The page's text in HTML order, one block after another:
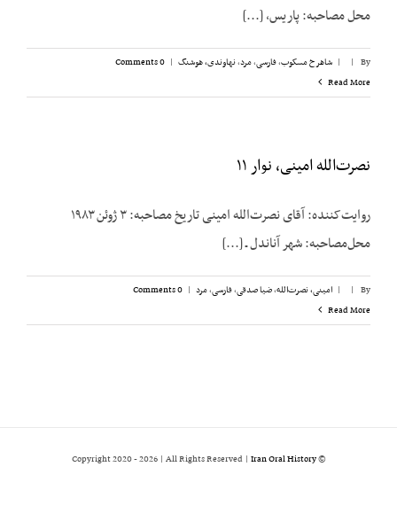
محل مصاحبه: پاریس، [...]
By
|
| شاهرخ مسکوب,فارسی,مرد,نهاوندی، هوشنگ |
0 Comments
Read More
نصرت‌الله امینی، نوار ۱۱
روایت‌کننده: آقای نصرت‌الله امینی تاریخ مصاحبه: ۳ ژوئن ۱۹۸۳
محل‌مصاحبه: شهر آناندل ـ [...]
By
|
| امینی، نصرت‌الله,ضیا صدقی,فارسی,مرد |
0 Comments
Read More
© Copyright 2020 -
2026 | All Rights Reserved | Iran Oral History